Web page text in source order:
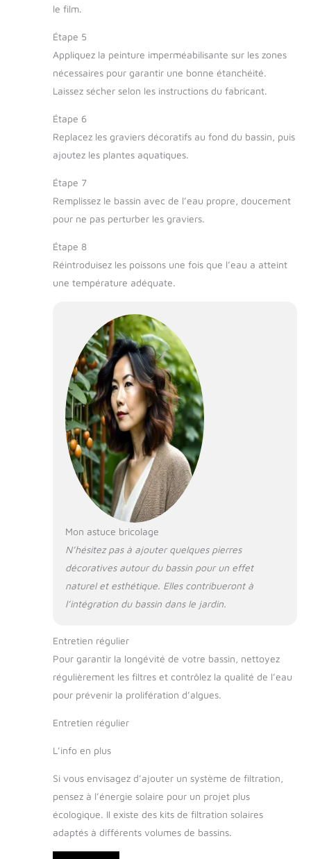
le film.
Étape 5
Appliquez la peinture imperméabilisante sur les zones
nécessaires pour garantir une bonne étanchéité.
Laissez sécher selon les instructions du fabricant.
Étape 6
Replacez les graviers décoratifs au fond du bassin, puis
ajoutez les plantes aquatiques.
Étape 7
Remplissez le bassin avec de l’eau propre, doucement
pour ne pas perturber les graviers.
Étape 8
Réintroduisez les poissons une fois que l’eau a atteint
une température adéquate.
Mon astuce bricolage
N’hésitez pas à ajouter quelques pierres
décoratives autour du bassin pour un effet
naturel et esthétique. Elles contribueront à
l’intégration du bassin dans le jardin.
Entretien régulier
Pour garantir la longévité de votre bassin, nettoyez
régulièrement les filtres et contrôlez la qualité de l’eau
pour prévenir la prolifération d’algues.
Entretien régulier
L’info en plus
Si vous envisagez d’ajouter un système de filtration,
pensez à l’énergie solaire pour un projet plus
écologique. Il existe des kits de filtration solaires
adaptés à différents volumes de bassins.